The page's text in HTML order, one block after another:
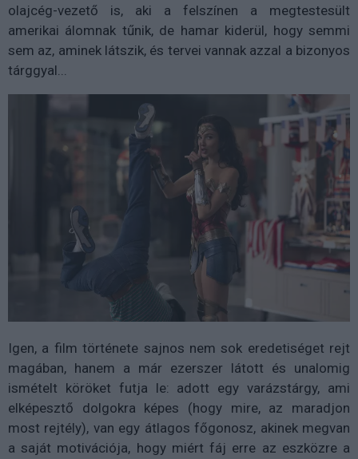
olajcég-vezető is, aki a felszínen a megtestesült
amerikai álomnak tűnik, de hamar kiderül, hogy semmi
sem az, aminek látszik, és tervei vannak azzal a bizonyos
tárggyal...
Igen, a film története sajnos nem sok eredetiséget rejt
magában, hanem a már ezerszer látott és unalomig
ismételt köröket futja le: adott egy varázstárgy, ami
elképesztő dolgokra képes (hogy mire, az maradjon
most rejtély), van egy átlagos főgonosz, akinek megvan
a saját motivációja, hogy miért fáj erre az eszközre a